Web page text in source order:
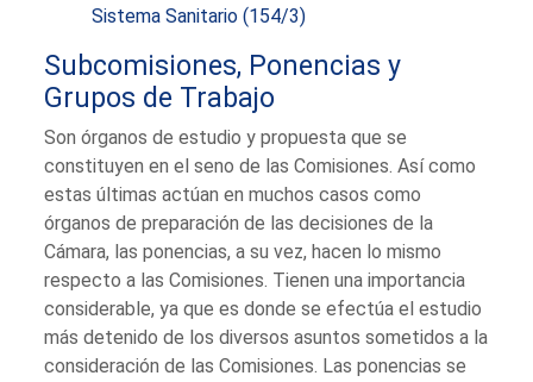
Sistema Sanitario (154/3)
Subcomisiones, Ponencias y
Grupos de Trabajo
Son órganos de estudio y propuesta que se
constituyen en el seno de las Comisiones. Así como
estas últimas actúan en muchos casos como
órganos de preparación de las decisiones de la
Cámara, las ponencias, a su vez, hacen lo mismo
respecto a las Comisiones. Tienen una importancia
considerable, ya que es donde se efectúa el estudio
más detenido de los diversos asuntos sometidos a la
consideración de las Comisiones. Las ponencias se